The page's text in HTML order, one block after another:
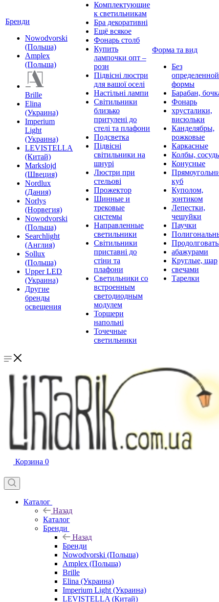
Бренди
Nowodvorski
(Польша)
Amplex
(Польша)
Brille
Elina
(Украина)
Imperium
Light
(Украина)
LEVISTELLA
(Китай)
Markslojd
(Швеция)
Nordlux
(Дания)
Norlys
(Норвегия)
Nowodvorski
(Польша)
Searchlight
(Англия)
Sollux
(Польша)
Upper LED
(Украина)
Другие
бренды
освещения
Комплектующие
к светильникам
Бра декоративні
Ещё всякое
Фонарь столб
Купить
лампочки опт –
розн
Підвісні люстри
для вашої оселі
Настільні лампи
Світильники
близько
притулені до
стелі та плафони
Подсветка
Підвісні
світильники на
шнурі
Люстри при
стельові
Прожектор
Шинные и
трековые
системы
Направленные
светильники
Світильники
приставні до
стіни та
плафони
Светильники со
встроенным
светодиодным
модулем
Торшери
напольні
Точечные
светильники
Форма та вид
Без
определенной
формы
Барабан,
Фонарь
хрусталики,
висюльки
Канделябры,
рожковые
Каркасные
Колбы,
Конусные
куб
Куполом,
зонтиком
Лепестки,
чешуйки
Паучки
абажурами
Круглые, шар
свечами
Тарелки
Корзина 0
Каталог
Назад
Каталог
Бренди
Назад
Бренди
Nowodvorski (Польша)
Amplex (Польша)
Brille
Elina (Украина)
Imperium Light (Украина)
LEVISTELLA (Китай)